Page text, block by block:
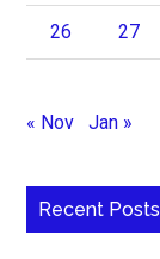
26 27
« Nov Jan »
Recent Posts